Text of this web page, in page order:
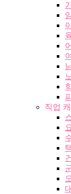
직업